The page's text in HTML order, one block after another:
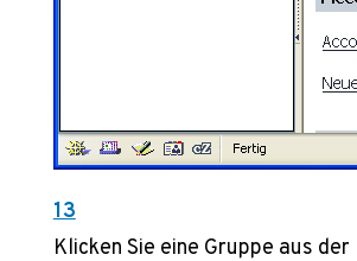
13
Klicken Sie eine Gruppe aus